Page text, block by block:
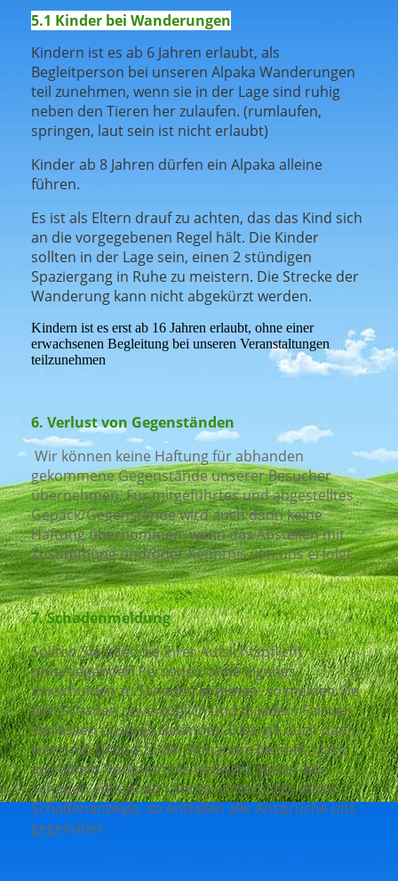
5.1 Kinder bei Wanderungen
Kindern ist es ab 6 Jahren erlaubt, als
Begleitperson bei unseren Alpaka Wanderungen
teil zunehmen, wenn sie in der Lage sind ruhig
neben den Tieren her zulaufen. (rumlaufen,
springen, laut sein ist nicht erlaubt)
Kinder ab 8 Jahren dürfen ein Alpaka alleine
führen.
Es ist als Eltern drauf zu achten, das das Kind sich
an die vorgegebenen Regel hält. Die Kinder
sollten in der Lage sein, einen 2 stündigen
Spaziergang in Ruhe zu meistern. Die Strecke der
Wanderung kann nicht abgekürzt werden.
Kindern ist es erst ab 16 Jahren erlaubt, ohne einer
erwachsenen Begleitung bei unseren Veranstaltungen
teilzunehmen
6. Verlust von Gegenständen
Wir können keine Haftung für abhanden
gekommene Gegenstände unserer Besucher
übernehmen. Für mitgeführtes und abgestelltes
Gepäck/Gegenstände wird auch dann keine
Haftung übernommen, wenn das Abstellen mit
Zustimmung und/oder Kenntnis von uns erfolgt.
7. Schadenmeldung
Sollten Sie oder die Ihrer Aufsichtspflicht
unterliegenden Personen ohne eigenes
Verschulden zu Schaden kommen, so melden Sie
den Schaden unverzüglich und in jedem Fall vor
Verlassen unseres Geländes. Dies gilt auch dann,
wenn ein Grund zu der Annahme besteht, dass
aus einem Vorkommnis vielleicht später ein
Schaden entstehen könnte. Unterbleibt diese
Schadenanzeige, so entfallen alle Ansprüche uns
gegenüber.